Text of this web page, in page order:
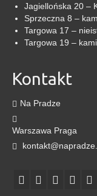
Jagiellońska 20 –
Sprzeczna 8 –
Targowa 17 –
Targowa 19 –
Kontakt
Na Pradze
Warszawa Praga